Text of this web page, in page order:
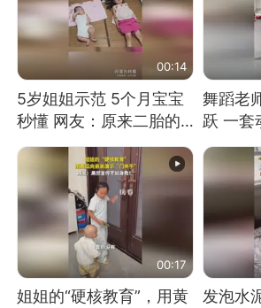
00:14
5岁姐姐示范 5个月宝宝
秒懂 网友：原来二胎的
快乐长这样
舞蹈老
跃 一套
奏感拉
到又舞
00:17
姐姐的“硬核教育”，用黄
发泡水